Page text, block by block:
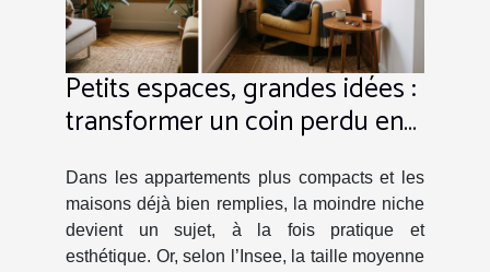
Petits espaces, grandes idées :
transformer un coin perdu en
Dans les appartements plus compacts et les
maisons déjà bien remplies, la moindre niche
devient un sujet, à la fois pratique et
esthétique. Or, selon l’Insee, la taille moyenne